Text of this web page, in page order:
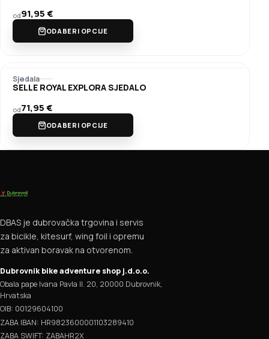
od91,95€
ODABERI OPCIJE
Sjedala
SELLE ROYAL EXPLORA SJEDALO
od71,95€
ODABERI OPCIJE
DBAS je dubrovačka trgovina i servis
za bicikle, kitesurf, wing foil i opremu
za aktivan boravak na otvorenom.
Dubrovnik bike adventure shop j.d.o.o.
Obala pape Ivana Pavla II. 20, 20000 Dubrovnik,
Hrvatska
OIB: 00129604100
ZABA IBAN: HR9823600001103289410
ZABA SWIFT: ZABAHR2X